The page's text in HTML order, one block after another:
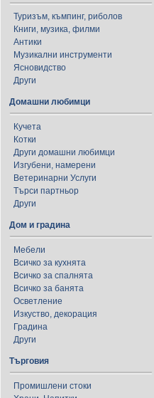
Туризъм, къмпинг, риболов
Книги, музика, филми
Антики
Музикални инструменти
Ясновидство
Други
Домашни любимци
Кучета
Котки
Други домашни любимци
Изгубени, намерени
Ветеринарни Услуги
Търси партньор
Други
Дом и градина
Мебели
Всичко за кухнята
Всичко за спалнята
Всичко за банята
Осветление
Изкуство, декорация
Градина
Други
Търговия
Промишлени стоки